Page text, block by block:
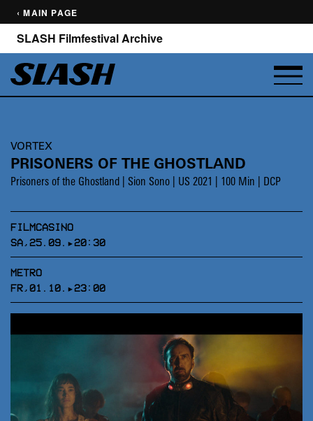
‹ MAIN PAGE
SLASH Filmfestival Archive
VORTEX
PRISONERS OF THE GHOSTLAND
Prisoners of the Ghostland | Sion Sono | US 2021 | 100 Min | DCP
FILMCASINO
SA,25.09.▸20:30
METRO
FR,01.10.▸23:00